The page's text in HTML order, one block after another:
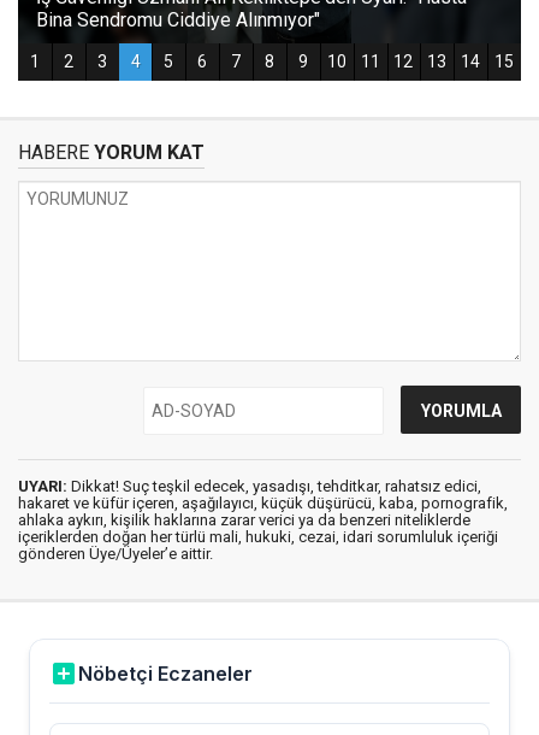
HABERE YORUM KAT
UYARI: Dikkat! Suç teşkil edecek, yasadışı, tehditkar, rahatsız edici,
hakaret ve küfür içeren, aşağılayıcı, küçük düşürücü, kaba, pornografik,
ahlaka aykırı, kişilik haklarına zarar verici ya da benzeri niteliklerde
içeriklerden doğan her türlü mali, hukuki, cezai, idari sorumluluk içeriği
gönderen Üye/Üyeler’e aittir.